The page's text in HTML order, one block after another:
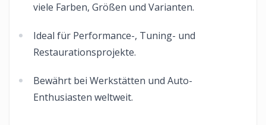
viele Farben, Größen und Varianten.
Ideal für Performance-, Tuning- und
Restaurationsprojekte.
Bewährt bei Werkstätten und Auto-
Enthusiasten weltweit.